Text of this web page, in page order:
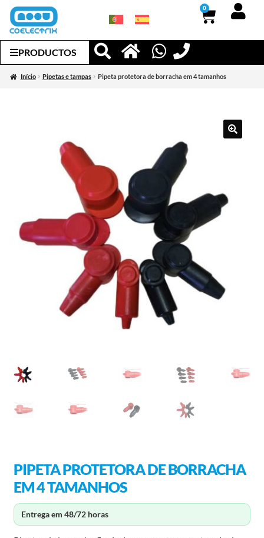
0
PRODUCTOS
Início Pipetas e tampas Pipeta protetora de borracha em 4 tamanhos
PIPETA PROTETORA DE BORRACHA
EM 4 TAMANHOS
Entrega em 48/72 horas